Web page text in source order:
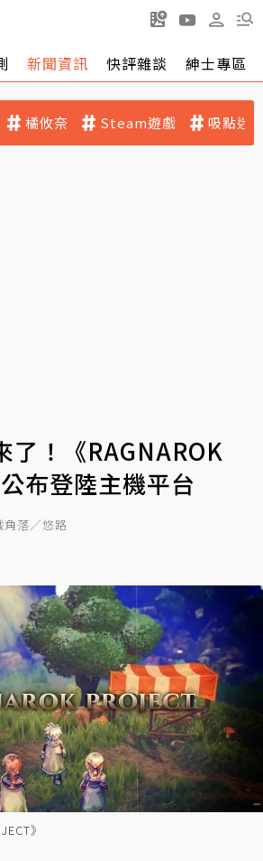
新聞資訊 快評雜談 紳士專區
橘攸奈 Steam遊戲 吸點迷
了！《RAGNAROK
布登陸主機平台
角落／悠路
》